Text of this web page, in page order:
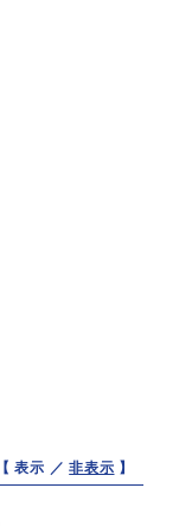
【 表示 ／非表示 】